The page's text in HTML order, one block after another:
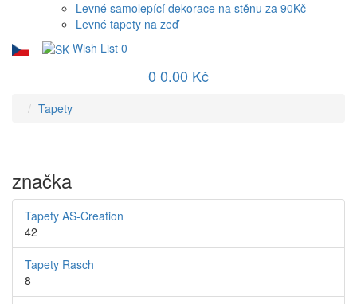
Levné samolepící dekorace na stěnu za 90Kč
Levné tapety na zeď
Wish List 0
0 0.00 Kč
Tapety
značka
Tapety AS-Creation
42
Tapety Rasch
8